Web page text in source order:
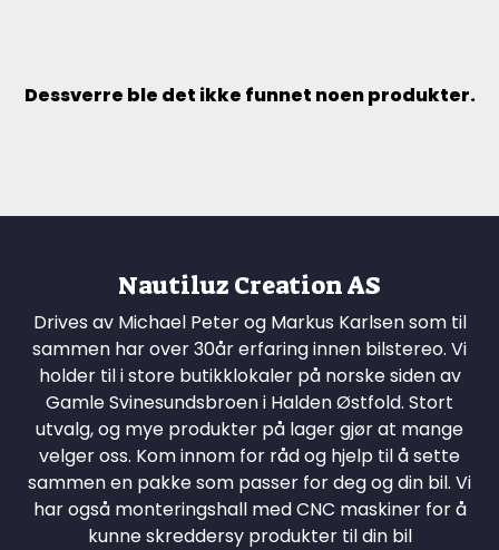
Dessverre ble det ikke funnet noen produkter.
Nautiluz Creation AS
Drives av Michael Peter og Markus Karlsen som til
sammen har over 30år erfaring innen bilstereo. Vi
holder til i store butikklokaler på norske siden av
Gamle Svinesundsbroen i Halden Østfold. Stort
utvalg, og mye produkter på lager gjør at mange
velger oss. Kom innom for råd og hjelp til å sette
sammen en pakke som passer for deg og din bil. Vi
har også monteringshall med CNC maskiner for å
kunne skreddersy produkter til din bil